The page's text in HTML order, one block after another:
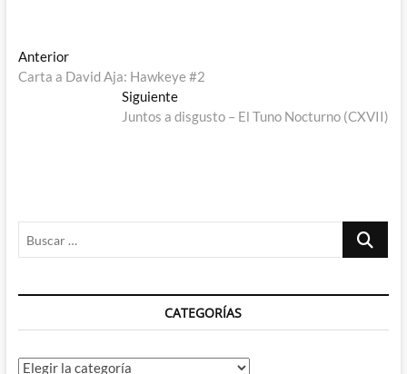
Navegación
de
AnteriorEntrada
anterior:
Carta a David Aja: Hawkeye #2
SiguienteEntrada
siguiente:
Juntos a disgusto – El Tuno Nocturno (CXVII)
Buscar
CATEGORÍAS
Categorías